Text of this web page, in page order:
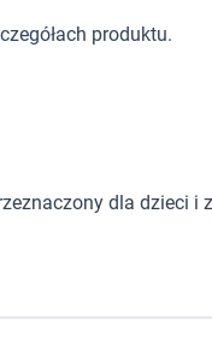
produktu.
dla dzieci i